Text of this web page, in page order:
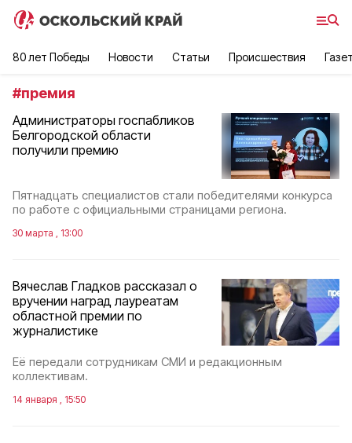
80 лет Победы Новости Статьи Происшествия
#премия
Администраторы госпабликов
Белгородской области
получили премию
Пятнадцать специалистов стали победителями конкурса
по работе с официальными страницами региона.
30 марта , 13:00
Вячеслав Гладков рассказал о
вручении наград лауреатам
областной премии по
журналистике
Её передали сотрудникам СМИ и редакционным
коллективам.
14 января , 15:50